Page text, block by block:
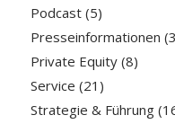
Podcast(5)
Presseinformationen
Private Equity(8)
Service (21)
Strategie & Führung